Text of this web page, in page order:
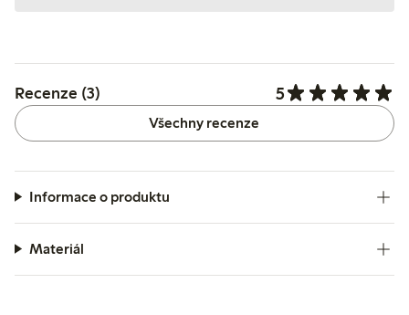
Recenze (3) 5
Všechny recenze
Informace o produktu
Materiál